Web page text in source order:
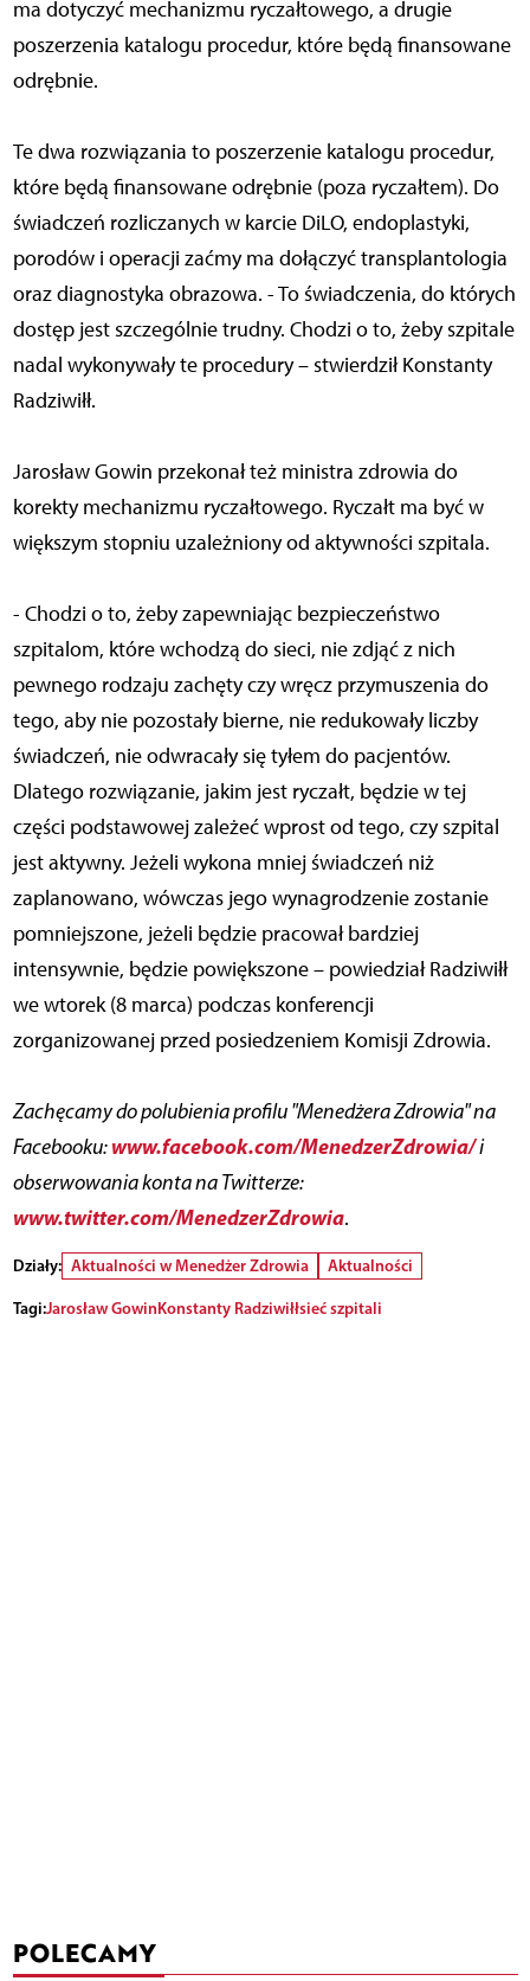
ma dotyczyć mechanizmu ryczałtowego, a drugie
poszerzenia katalogu procedur, które będą finansowane
odrębnie.
Te dwa rozwiązania to poszerzenie katalogu procedur,
które będą finansowane odrębnie (poza ryczałtem). Do
świadczeń rozliczanych w karcie DiLO, endoplastyki,
porodów i operacji zaćmy ma dołączyć transplantologia
oraz diagnostyka obrazowa. - To świadczenia, do których
dostęp jest szczególnie trudny. Chodzi o to, żeby szpitale
nadal wykonywały te procedury – stwierdził Konstanty
Radziwiłł.
Jarosław Gowin przekonał też ministra zdrowia do
korekty mechanizmu ryczałtowego. Ryczałt ma być w
większym stopniu uzależniony od aktywności szpitala.
- Chodzi o to, żeby zapewniając bezpieczeństwo
szpitalom, które wchodzą do sieci, nie zdjąć z nich
pewnego rodzaju zachęty czy wręcz przymuszenia do
tego, aby nie pozostały bierne, nie redukowały liczby
świadczeń, nie odwracały się tyłem do pacjentów.
Dlatego rozwiązanie, jakim jest ryczałt, będzie w tej
części podstawowej zależeć wprost od tego, czy szpital
jest aktywny. Jeżeli wykona mniej świadczeń niż
zaplanowano, wówczas jego wynagrodzenie zostanie
pomniejszone, jeżeli będzie pracował bardziej
intensywnie, będzie powiększone – powiedział Radziwiłł
we wtorek (8 marca) podczas konferencji
zorganizowanej przed posiedzeniem Komisji Zdrowia.
Zachęcamy do polubienia profilu "Menedżera Zdrowia" na
Facebooku:www.facebook.com/MenedzerZdrowia/i
obserwowania konta na Twitterze:
www.twitter.com/MenedzerZdrowia.
Działy: Aktualności w Menedżer Zdrowia
Aktualności
Tagi:Jarosław GowinKonstanty Radziwiłłsieć szpitali
POLECAMY